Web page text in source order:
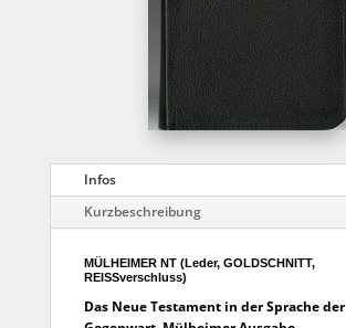
Infos
Kurzbeschreibung
MÜLHEIMER NT (Leder, GOLDSCHNITT,
REISSverschluss)
Das Neue Testament in der Sprache der